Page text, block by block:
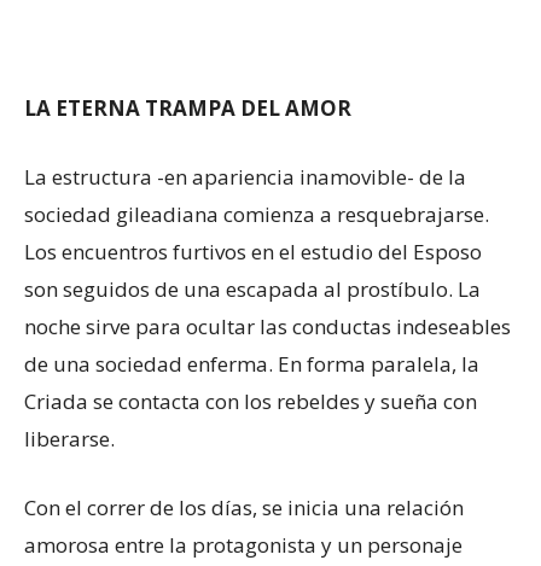
LA ETERNA TRAMPA DEL AMOR
La estructura -en apariencia inamovible- de la
sociedad gileadiana comienza a resquebrajarse.
Los encuentros furtivos en el estudio del Esposo
son seguidos de una escapada al prostíbulo. La
noche sirve para ocultar las conductas indeseables
de una sociedad enferma. En forma paralela, la
Criada se contacta con los rebeldes y sueña con
liberarse.
Con el correr de los días, se inicia una relación
amorosa entre la protagonista y un personaje